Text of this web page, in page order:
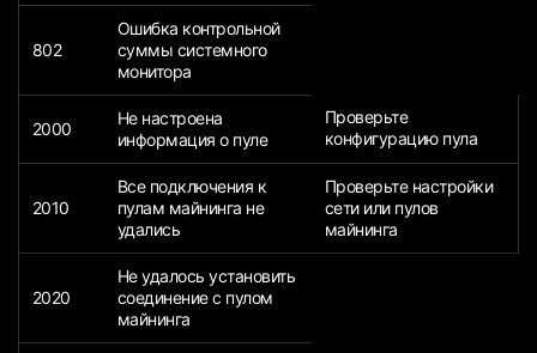
802
Ошибка контрольной
суммы системного
монитора
2000
Не настроена
информация о пуле
Проверьте
конфигурацию пула
2010
Все подключения к
пулам майнинга не
удались
Проверьте настройки
сети или пулов
майнинга
2020
Не удалось установить
соединение с пулом
майнинга